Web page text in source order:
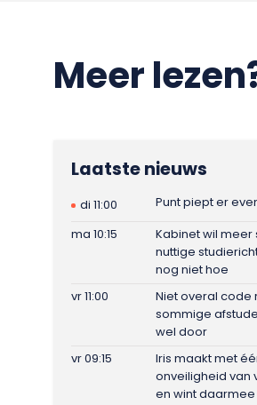
Meer
Laatste nieuws
di 11:00
Punt piept er
ma 10:15
Kabinet wil meer
nuttige
nog niet hoe
vr 11:00
Niet overal code
sommige
wel door
vr 09:15
Iris maakt met
onveiligheid van
en wint